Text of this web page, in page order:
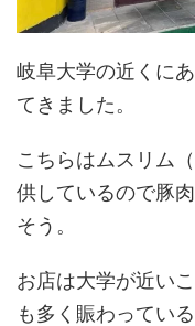
岐阜大学の近くに
てきました。
こちらはムスリム
供しているので豚
そう。
お店は大学が近い
も多く賑わっている